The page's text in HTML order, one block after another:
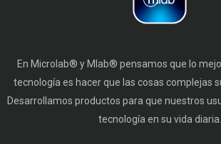
En Microlab® y Mlab® pensamos que lo
tecnología es hacer que las cosas complejas
Desarrollamos productos para que nuestros
tecnología en su vida diaria.